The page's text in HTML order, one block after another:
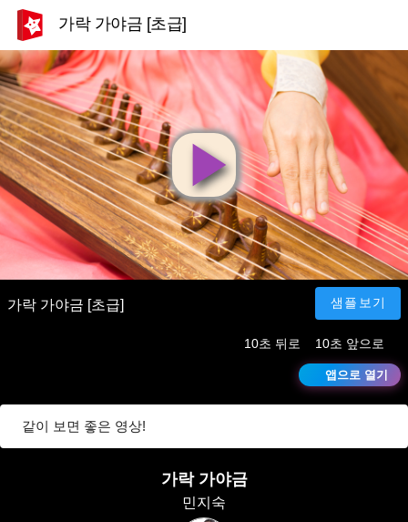
가락 가야금 [초급]
영
상
재
생
가락 가야금 [초급] 샘플보기
10초 뒤로 10초 앞으로
앱으로 열기
같이 보면 좋은 영상!
가락 가야금
민지숙